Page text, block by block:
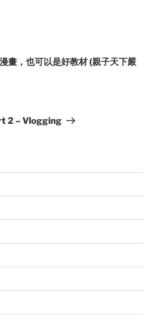
畫，也可以是好教材 (親子天下嚴
2 – Vlogging